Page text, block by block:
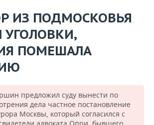
ИЗ ПОДМОСКОВЬЯ
УГОЛОВКИ,
ПОМЕШАЛА
предложил суду вынести по
дела частное постановление
Москвы, который согласился с
адвоката Опри, бывшего